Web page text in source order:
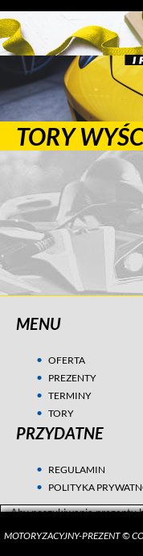
TORY
MENU
OFERTA
PREZENTY
TERMINY
TORY
PRZYDATNE
REGULAMIN
POLITYKA
Aby poszukiwania prezentu
MOTORYZACYJNY-PREZENT ©